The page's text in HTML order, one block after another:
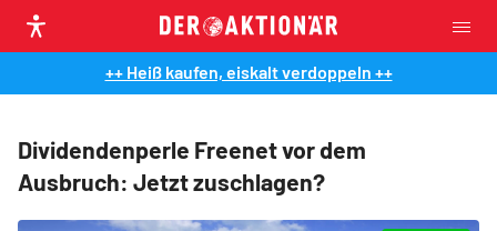
++ Heiß kaufen, eiskalt verdoppeln ++
Dividendenperle Freenet vor dem
Ausbruch: Jetzt zuschlagen?